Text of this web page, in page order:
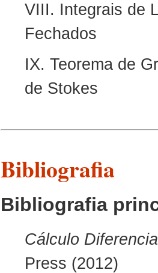
VIII. Integrais de
Fechados
IX. Teorema de
de Stokes
Bibliografia
Bibliografia
Cálculo
Press (2012)